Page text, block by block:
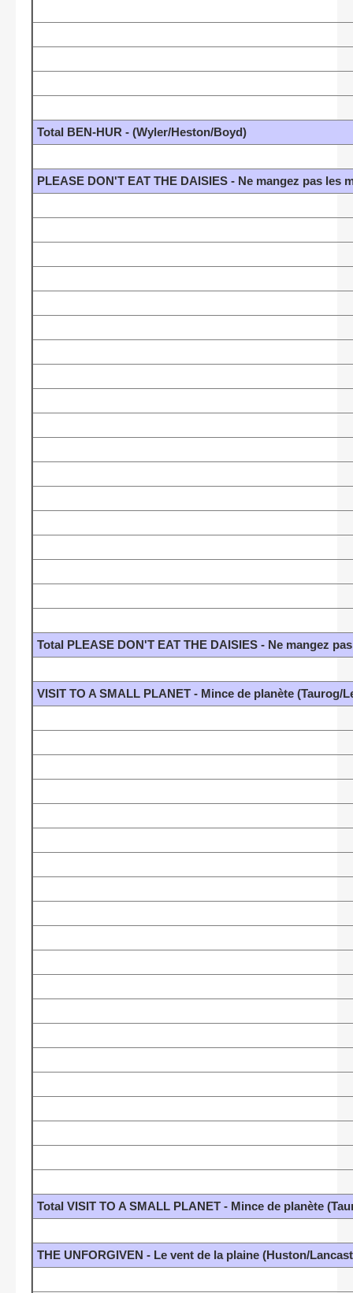
Total BEN-HUR - (Wyler/Heston/Boyd)
PLEASE DON'T EAT THE DAISIES - Ne mangez pas les
Total PLEASE DON'T EAT THE DAISIES - Ne mangez
VISIT TO A SMALL PLANET - Mince de planète (Taurog/
Total VISIT TO A SMALL PLANET - Mince de planète
THE UNFORGIVEN - Le vent de la plaine (Huston/